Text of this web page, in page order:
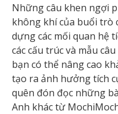
Những câu khen ngợi
không khí của buổi trò
dựng các mối quan hệ
các cấu trúc và mẫu
bạn có thể nâng cao
tạo ra ảnh hưởng tích
quên đón đọc những
Anh khác từ